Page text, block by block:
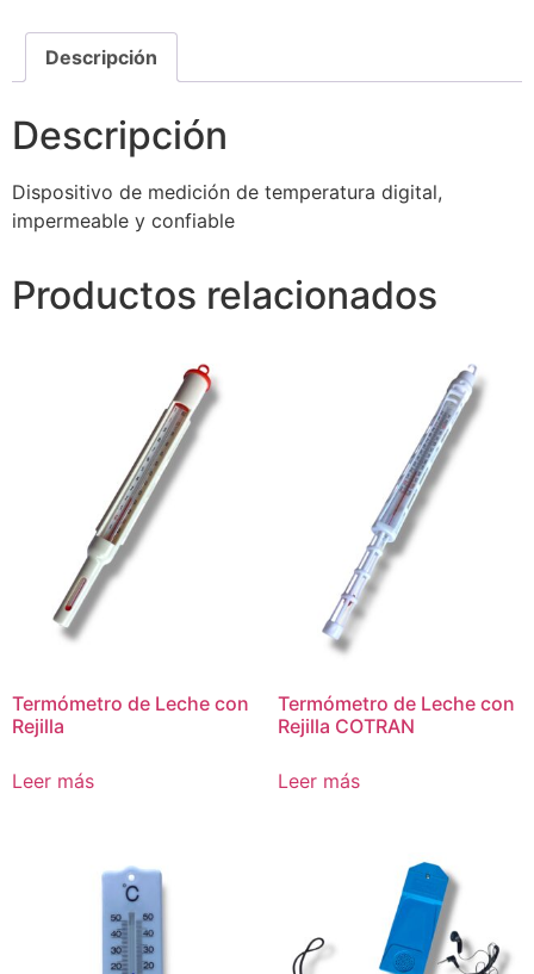
Descripción
Descripción
Dispositivo de medición de temperatura digital,
impermeable y confiable
Productos relacionados
Termómetro de Leche con
Rejilla
Leer más
Termómetro de Leche con
Rejilla COTRAN
Leer más